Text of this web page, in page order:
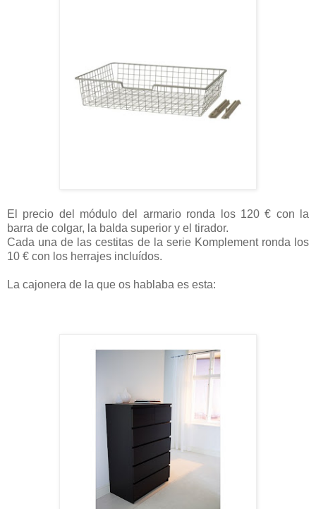
El precio del módulo del armario ronda los 120 € con la
barra de colgar, la balda superior y el tirador.
Cada una de las cestitas de la serie Komplement ronda los
10 € con los herrajes incluídos.
La cajonera de la que os hablaba es esta: